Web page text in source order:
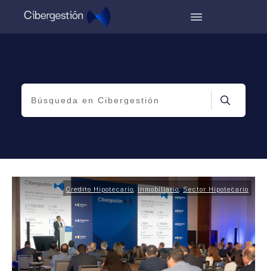
Credito Hipotecario Inmobiliario,Sector Hipotecario